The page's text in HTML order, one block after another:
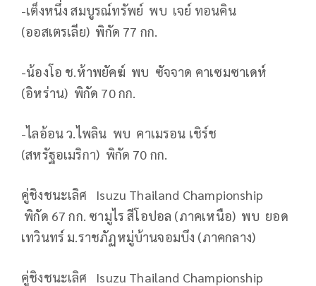
-เต็งหนึ่ง สมบูรณ์ทรัพย์ พบ เจย์ ทอนคิน
(ออสเตรเลีย) พิกัด 77 กก.
-น้องโอ ช.ห้าพยัคฆ์ พบ ซัจจาด คาเซมซาเดห์
(อิหร่าน) พิกัด 70 กก.
-ไลอ้อน ว.ไพลิน พบ คาเมรอน เชิร์ช
(สหรัฐอเมริกา) พิกัด 70 กก.
คู่ชิงชนะเลิศ Isuzu Thailand Championship
พิกัด 67 กก. ซามูไร สีโอปอล (ภาคเหนือ) พบ ยอด
เทวินทร์ ม.ราชภัฏหมู่บ้านจอมบึง (ภาคกลาง)
คู่ชิงชนะเลิศ Isuzu Thailand Championship